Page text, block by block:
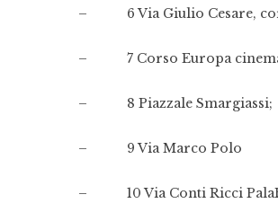
– 6 Via Giulio Cesare,
– 7 Corso Europa
– 8 Piazzale Smargiassi;
– 9 Via Marco Polo
– 10 Via Conti Ricci